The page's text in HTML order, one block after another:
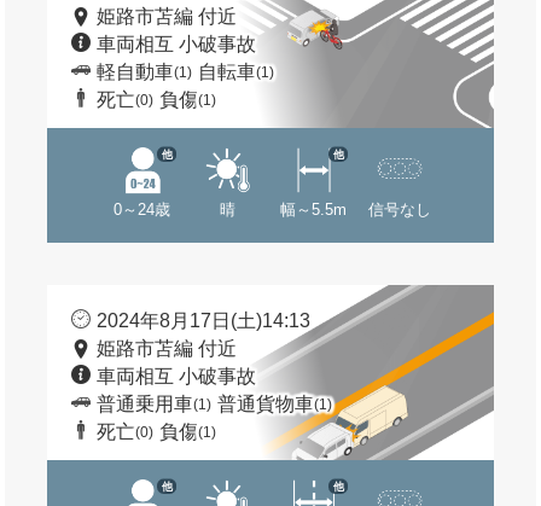
姫路市苫編 付近
車両相互 小破事故
軽自動車(1) 自転車(1)
死亡(0) 負傷(1)
0～24歳
他
晴 幅～5.5m
他
信号なし
2024年8月17日(土)14:13
姫路市苫編 付近
車両相互 小破事故
普通乗用車(1) 普通貨物車(1)
死亡(0) 負傷(1)
他 他